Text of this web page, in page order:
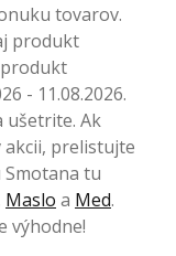
tovarov.
produkt
produkt
- 11.08.2026.
ušetrite. Ak
prelistujte
Smotana tu
Maslo a Med.
výhodne!